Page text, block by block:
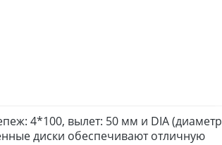
4*100, вылет: 50 мм и DIA (диаметр
диски обеспечивают отличную